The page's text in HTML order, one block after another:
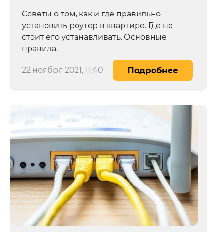
Советы о том, как и где правильно
установить роутер в квартире. Где не
стоит его устанавливать. Основные
правила.
22 ноября 2021, 11:40 Подробнее